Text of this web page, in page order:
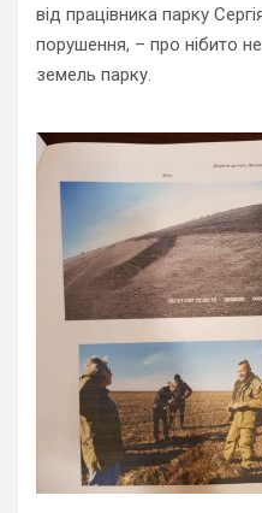
від працівника парку
порушення, – про нібито
земель парку.